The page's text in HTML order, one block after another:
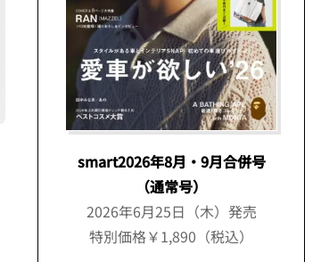
smart2026年8月・9月合併号
（通常号）
2026年6月25日（木）発売
特別価格￥1,890（税込）